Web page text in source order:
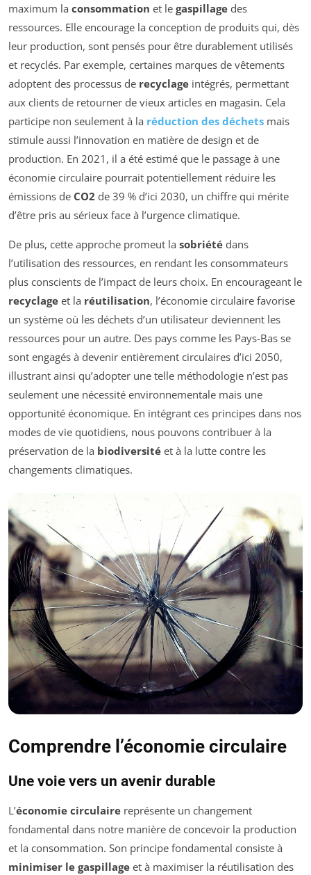
maximum la consommation et le gaspillage des
ressources. Elle encourage la conception de produits qui, dès
leur production, sont pensés pour être durablement utilisés
et recyclés. Par exemple, certaines marques de vêtements
adoptent des processus de recyclage intégrés, permettant
aux clients de retourner de vieux articles en magasin. Cela
participe non seulement à la réduction des déchets mais
stimule aussi l’innovation en matière de design et de
production. En 2021, il a été estimé que le passage à une
économie circulaire pourrait potentiellement réduire les
émissions de CO2 de 39 % d’ici 2030, un chiffre qui mérite
d’être pris au sérieux face à l’urgence climatique.
De plus, cette approche promeut la sobriété dans
l’utilisation des ressources, en rendant les consommateurs
plus conscients de l’impact de leurs choix. En encourageant le
recyclage et la réutilisation, l’économie circulaire favorise
un système où les déchets d’un utilisateur deviennent les
ressources pour un autre. Des pays comme les Pays-Bas se
sont engagés à devenir entièrement circulaires d’ici 2050,
illustrant ainsi qu’adopter une telle méthodologie n’est pas
seulement une nécessité environnementale mais une
opportunité économique. En intégrant ces principes dans nos
modes de vie quotidiens, nous pouvons contribuer à la
préservation de la biodiversité et à la lutte contre les
changements climatiques.
Comprendre l’économie circulaire
Une voie vers un avenir durable
L’économie circulaire représente un changement
fondamental dans notre manière de concevoir la production
et la consommation. Son principe fondamental consiste à
minimiser le gaspillage et à maximiser la réutilisation des